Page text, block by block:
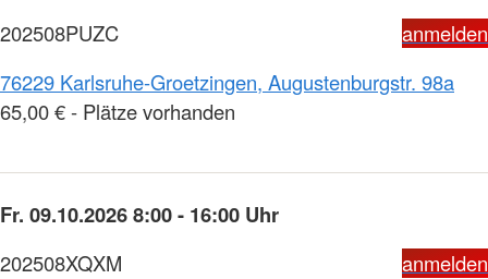
202508PUZC
anmelden
76229 Karlsruhe-Groetzingen, Augustenburgstr. 98a
65,00 € - Plätze vorhanden
Fr. 09.10.2026 8:00 - 16:00 Uhr
202508XQXM
anmelden